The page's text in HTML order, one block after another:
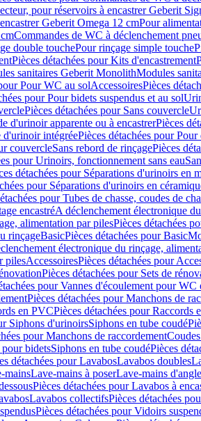
pour réservoirs à encastrer Geberit
Geberit Omega 12 cmPour
Commandes de WC à déclenchement
double touchePour rinçage simple touche
Pièces détachées pour Kits d'encastrement
sanitaires Geberit MonolithModules
Pour WC au solAccessoiresPièces
pour Pour bidets suspendus et au sol
Pièces détachées pour Sans couvercle
d'urinoir apparente ou à encastrerPièces
d'urinoir intégréePièces détachées pour
couvercleSans rebord de rinçagePièces
pour Urinoirs, fonctionnement sans eau
détachées pour Séparations d'urinoirs en
pour Séparations d'urinoirs en
pour Tubes de chasse, coudes de
encastréA déclenchement électronique
alimentation par pilesPièces détachées
rinçageBasicPièces détachées pour Basic
électronique du rinçage,
pilesAccessoiresPièces détachées pour
Pièces détachées pour Sets de
pour Vannes d'écoulement pour WC
Pièces détachées pour Manchons de
en PVCPièces détachées pour Raccords
Siphons d'urinoirsSiphons en tube coudé
pour Manchons de raccordement
pour bidetsSiphons en tube coudéPièces
détachées pour LavabosLavabos doubles
mainsLave-mains à poserLave-mains d'angle
Pièces détachées pour Lavabos à
Lavabos collectifsPièces détachées
Pièces détachées pour Vidoirs